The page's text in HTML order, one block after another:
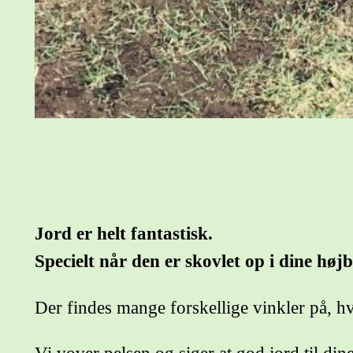
Jord er helt fantastisk.
Specielt når den er skovlet op i dine
Der findes mange forskellige vinkler på,